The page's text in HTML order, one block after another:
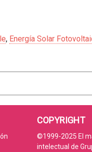
, Energía Solar
COPYRIGHT
©1999-2025 El
intelectual de